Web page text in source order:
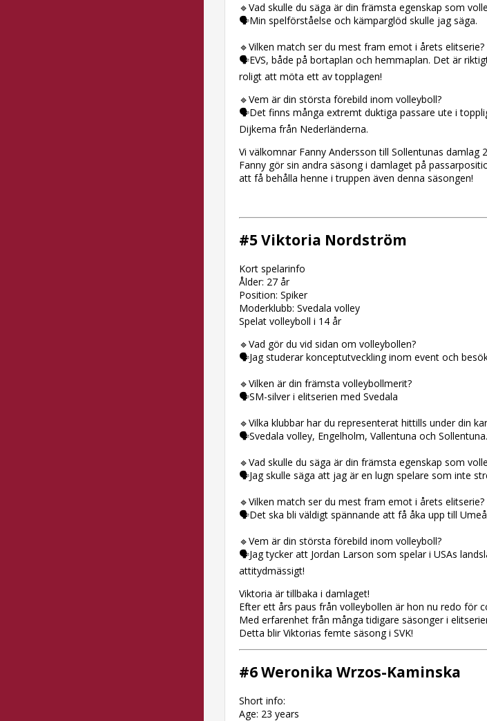
🔹Vad skulle du säga är din främsta egenskap som
🗣Min spelförståelse och kämparglöd skulle jag säga.
🔹Vilken match ser du mest fram emot i årets elitserie?
🗣EVS, både på bortaplan och hemmaplan. Det är
roligt att möta ett av topplagen!
🔹Vem är din största förebild inom volleyboll?
🗣Det finns många extremt duktiga passare ute i
Dijkema från Nederländerna.
Vi välkomnar Fanny Andersson till Sollentunas damlag
Fanny gör sin andra säsong i damlaget på
att få behålla henne i truppen även denna säsongen!
#5 Viktoria Nordström
Kort spelarinfo
Ålder: 27 år
Position: Spiker
Moderklubb: Svedala volley
Spelat volleyboll i 14 år
🔹Vad gör du vid sidan om volleybollen?
🗣Jag studerar konceptutveckling inom event och
🔹Vilken är din främsta volleybollmerit?
🗣SM-silver i elitserien med Svedala
🔹Vilka klubbar har du representerat hittills under din
🗣Svedala volley, Engelholm, Vallentuna och Sollentuna.
🔹Vad skulle du säga är din främsta egenskap som
🗣Jag skulle säga att jag är en lugn spelare som inte
🔹Vilken match ser du mest fram emot i årets elitserie?
🗣Det ska bli väldigt spännande att få åka upp till
🔹Vem är din största förebild inom volleyboll?
🗣Jag tycker att Jordan Larson som spelar i USAs
attitydmässigt!
Viktoria är tillbaka i damlaget!
Efter ett års paus från volleybollen är hon nu redo för
Med erfarenhet från många tidigare säsonger i
Detta blir Viktorias femte säsong i SVK!
#6 Weronika Wrzos-Kaminska
Short info:
Age: 23 years